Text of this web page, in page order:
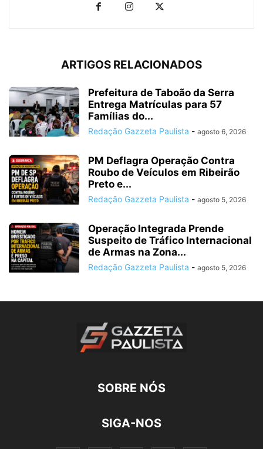
ARTIGOS RELACIONADOS
Prefeitura de Taboão da Serra
Entrega Matrículas para 57
Famílias do...
Redação Gazzeta Paulista - agosto 6, 2026
PM Deflagra Operação Contra
Roubo de Veículos em Ribeirão
Preto e...
Redação Gazzeta Paulista - agosto 5, 2026
Operação Integrada Prende
Suspeito de Tráfico Internacional
de Armas na Zona...
Redação Gazzeta Paulista - agosto 5, 2026
SOBRE NÓS
SIGA-NOS